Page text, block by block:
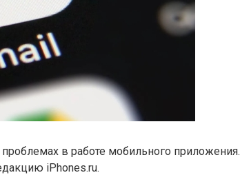
в работе мобильного приложения.
iPhones.ru.